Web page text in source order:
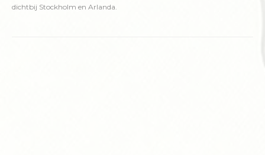
dichtbij Stockholm en Arlanda.